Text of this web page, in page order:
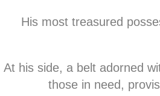
His most treasured
At his side, a belt adorned
those in need,